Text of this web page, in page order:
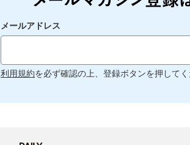
メールアドレス
利用規約を必ず確認の上、登録ボタンを押してく